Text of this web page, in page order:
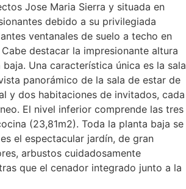
Jose Maria Sierra y situada en
debido a su privilegiada
ventanales de suelo a techo en
destacar la impresionante altura
Una característica única es la sala
panorámico de la sala de estar de
y dos habitaciones de invitados, cada
El nivel inferior comprende las tres
(23,81m2). Toda la planta baja se
el espectacular jardín, de gran
arbustos cuidadosamente
que el cenador integrado junto a la